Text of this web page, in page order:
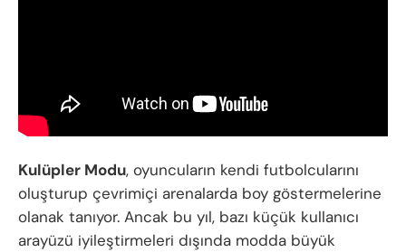
Kulüpler Modu, oyuncuların kendi futbolcularını
oluşturup çevrimiçi arenalarda boy göstermelerine
olanak tanıyor. Ancak bu yıl, bazı küçük kullanıcı
arayüzü iyileştirmeleri dışında modda büyük